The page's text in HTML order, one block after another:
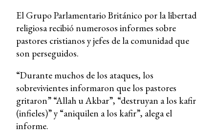
El Grupo Parlamentario Británico por la libertad
religiosa recibió numerosos informes sobre
pastores cristianos y jefes de la comunidad que
son perseguidos.
“Durante muchos de los ataques, los
sobrevivientes informaron que los pastores
gritaron” “Allah u Akbar”, “destruyan a los kafir
(infieles)” y “aniquilen a los kafir”, alega el
informe.